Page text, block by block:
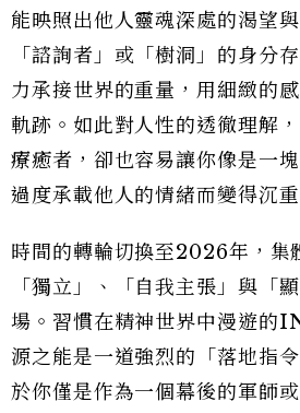
能映照出他人靈魂深處的渴望
「諮詢者」或「樹洞」的身分
力承接世界的重量，用細緻的
軌跡。如此對人性的透徹理解
療癒者，卻也容易讓你像是一
過度承載他人的情緒而變得沉重
時間的轉輪切換至2026年，集
「獨立」、「自我主張」與「
場。習慣在精神世界中漫遊的
源之能是一道強烈的「落地指
於你僅是作為一個幕後的軍師